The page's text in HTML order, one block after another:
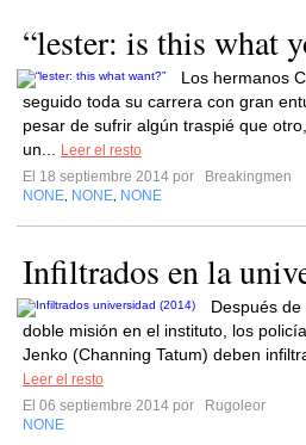
“lester: is this what
Los hermanos
seguido toda su carrera con gran
pesar de sufrir algún traspié que
un...
Leer el resto
El 18 septiembre 2014 por
Breakingmen
NONE NONE NONE
Infiltrados en la
Después
doble misión en el instituto, los
Jenko (Channing Tatum) deben
Leer el resto
El 06 septiembre 2014 por
Rugoleor
NONE